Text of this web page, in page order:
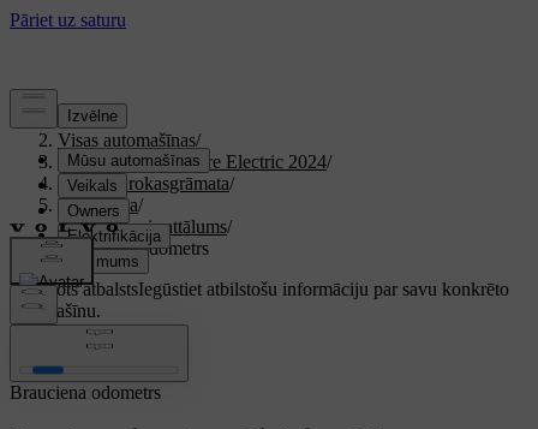
Atbalsts
Visas automašīnas/
XC40 Recharge Pure Electric 2024/
Lietotāja rokasgrāmata/
Braukšana/
Iespējamais attālums/
Brauciena odometrs
Pielāgots atbalstsIegūstiet atbilstošu informāciju par savu konkrēto
automašīnu.
Pierakstīties
Brauciena odometrs